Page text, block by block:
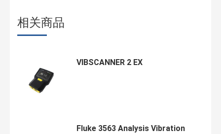
相关商品
VIBSCANNER 2 EX
Fluke 3563 Analysis Vibration